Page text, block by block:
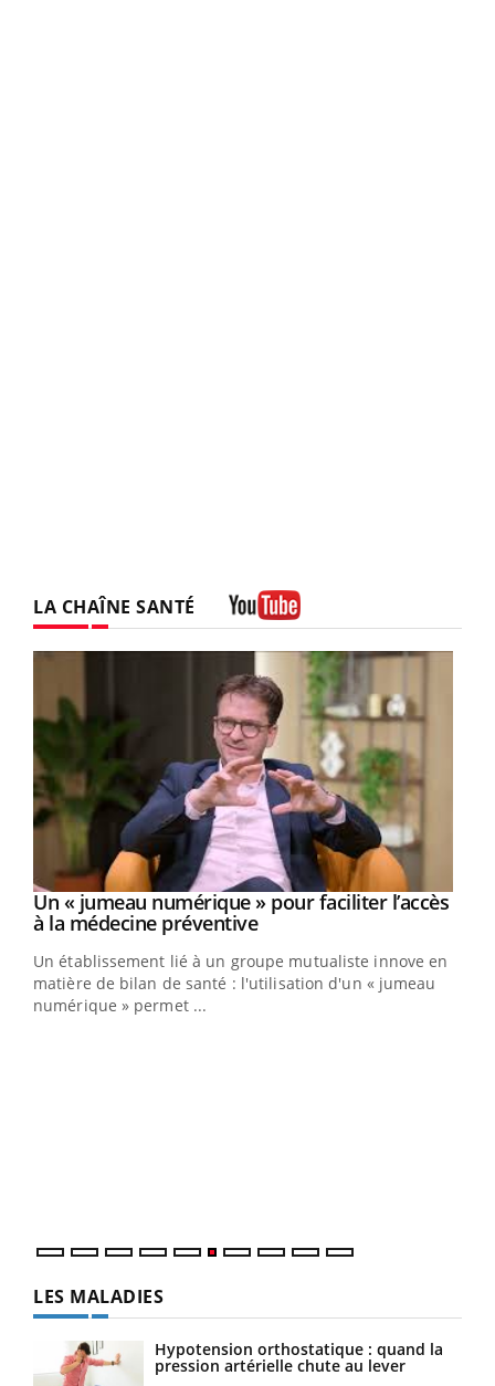
LA CHAÎNE SANTÉ
Youtube
Un « jumeau numérique » pour faciliter l’accès
à la médecine préventiveYoutube
Un établissement lié à un groupe mutualiste innove en
matière de bilan de santé : l'utilisation d'un « jumeau
numérique » permet ...
LES MALADIES
Hypotension orthostatique : quand la
pression artérielle chute au lever